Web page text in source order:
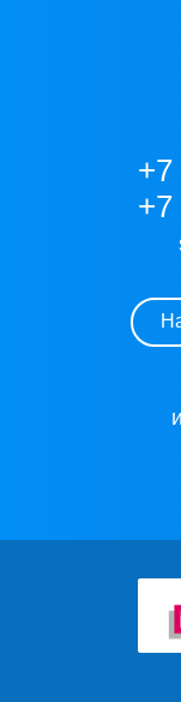
+7
+7